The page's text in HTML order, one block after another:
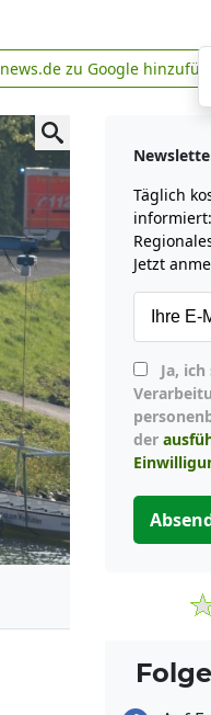
news.de zu
news.de zu Google
Täglich
Jetzt
der